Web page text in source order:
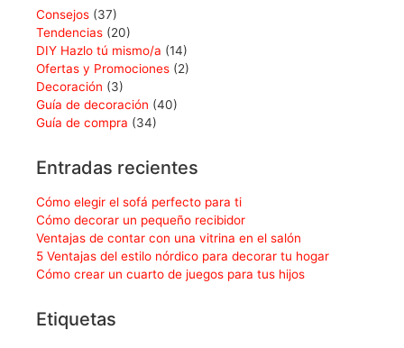
Consejos (37)
Tendencias (20)
DIY Hazlo tú mismo/a (14)
Ofertas y Promociones (2)
Decoración (3)
Guía de decoración (40)
Guía de compra (34)
Entradas recientes
Cómo elegir el sofá perfecto para ti
Cómo decorar un pequeño recibidor
Ventajas de contar con una vitrina en el salón
5 Ventajas del estilo nórdico para decorar tu hogar
Cómo crear un cuarto de juegos para tus hijos
Etiquetas